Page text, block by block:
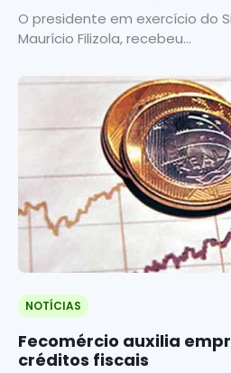
O presidente em exercício do
Maurício Filizola, recebeu...
NOTÍCIAS
Fecomércio auxilia
créditos fiscais